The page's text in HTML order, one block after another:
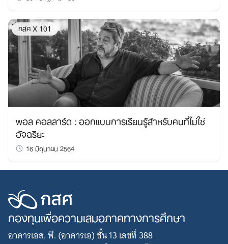
Search
กสศ X 101
พอล คอลลาร์ด : ออกแบบการเรียนรู้สำหรับคนที่ไม่ใช่
อัจฉริยะ
16 มิถุนายน 2564
กองทุนเพื่อความเสมอภาคทางการศึกษา
อาคารเอส. พี. (อาคารเอ) ชั้น 13 เลขที่ 388